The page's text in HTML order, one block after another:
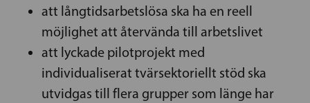
att långtidsarbetslösa ska ha en reell
möjlighet att återvända till arbetslivet
att lyckade pilotprojekt med
individualiserat tvärsektoriellt stöd ska
utvidgas till flera grupper som länge har